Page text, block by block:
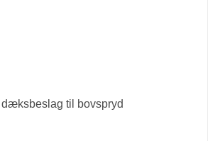
dæksbeslag til bovspryd